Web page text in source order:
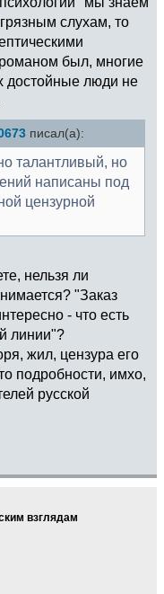
слухам, то
был, многие
достойные люди не
писал(а):
талантливый, но
написаны под
цензурной
нельзя ли
"Заказ
- что есть
линии"?
жил, цензура его
подробности, имхо,
русской
взглядам